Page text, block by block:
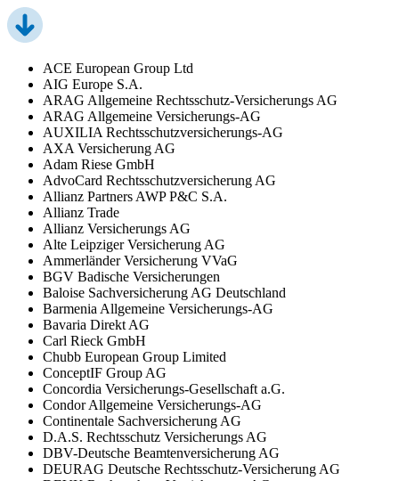
ACE European Group Ltd
AIG Europe S.A.
ARAG Allgemeine Rechtsschutz-Versicherungs AG
ARAG Allgemeine Versicherungs-AG
AUXILIA Rechtsschutzversicherungs-AG
AXA Versicherung AG
Adam Riese GmbH
AdvoCard Rechtsschutzversicherung AG
Allianz Partners AWP P&C S.A.
Allianz Trade
Allianz Versicherungs AG
Alte Leipziger Versicherung AG
Ammerländer Versicherung VVaG
BGV Badische Versicherungen
Baloise Sachversicherung AG Deutschland
Barmenia Allgemeine Versicherungs-AG
Bavaria Direkt AG
Carl Rieck GmbH
Chubb European Group Limited
ConceptIF Group AG
Concordia Versicherungs-Gesellschaft a.G.
Condor Allgemeine Versicherungs-AG
Continentale Sachversicherung AG
D.A.S. Rechtsschutz Versicherungs AG
DBV-Deutsche Beamtenversicherung AG
DEURAG Deutsche Rechtsschutz-Versicherung AG